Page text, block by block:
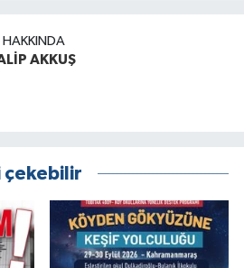
HAKKINDA
AKKUŞ
çekebilir